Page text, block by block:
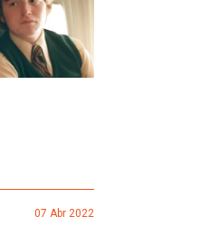
07 Abr 2022